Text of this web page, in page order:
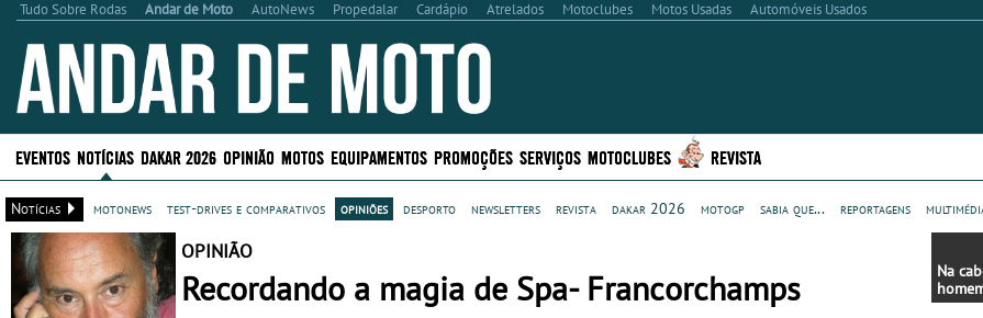
Tudo Sobre Rodas Andar de Moto AutoNews Propedalar Cardápio Atrelados Motoclubes Motos Usadas Automóveis Usados
EVENTOS NOTÍCIAS DAKAR 2026 OPINIÃO MOTOS EQUIPAMENTOS PROMOÇÕES SERVIÇOS MOTOCLUBES REVISTA
Notícias motonews test-drives e comparativos opiniões desporto newsletters revista dakar 2026 motogp sabia que... reportagens
Na
OPINIÃO
Recordando a magia de Spa- Francorchamps